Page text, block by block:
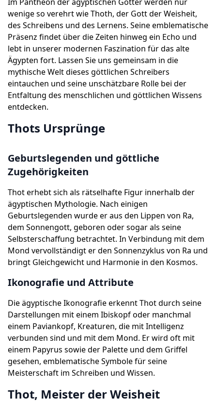
wenige so verehrt wie Thoth, der Gott der Weisheit,
des Schreibens und des Lernens. Seine emblematische
Präsenz findet über die Zeiten hinweg ein Echo und
lebt in unserer modernen Faszination für das alte
Ägypten fort. Lassen Sie uns gemeinsam in die
mythische Welt dieses göttlichen Schreibers
eintauchen und seine unschätzbare Rolle bei der
Entfaltung des menschlichen und göttlichen Wissens
entdecken.
Thots Ursprünge
Geburtslegenden und göttliche
Zugehörigkeiten
Thot erhebt sich als rätselhafte Figur innerhalb der
ägyptischen Mythologie. Nach einigen
Geburtslegenden wurde er aus den Lippen von Ra,
dem Sonnengott, geboren oder sogar als seine
Selbsterschaffung betrachtet. In Verbindung mit dem
Mond vervollständigt er den Sonnenzyklus von Ra und
bringt Gleichgewicht und Harmonie in den Kosmos.
Ikonografie und Attribute
Die ägyptische Ikonografie erkennt Thot durch seine
Darstellungen mit einem Ibiskopf oder manchmal
einem Paviankopf, Kreaturen, die mit Intelligenz
verbunden sind und mit dem Mond. Er wird oft mit
einem Papyrus sowie der Palette und dem Griffel
gesehen, emblematische Symbole für seine
Meisterschaft im Schreiben und Wissen.
Thot, Meister der Weisheit